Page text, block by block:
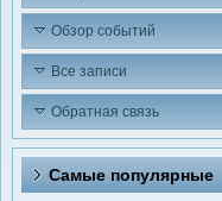
Обзор событий
Все записи
Обратная связь
Самые популярные